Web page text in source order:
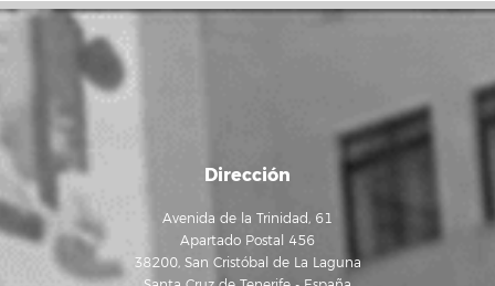
Dirección
Avenida de la Trinidad, 61
Apartado Postal 456
38200, San Cristóbal de La Laguna